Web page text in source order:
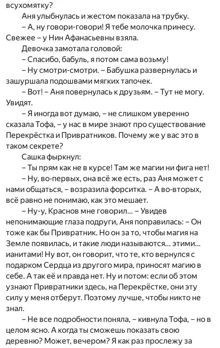
всухомятку?
Аня улыбнулась и жестом показала на трубку.
– А, ну говори-говори! Я тебе молочка принесу.
Свежее – у Нин Афанасьевны взяла.
Девочка замотала головой:
– Спасибо, бабуль, я потом сама возьму!
– Ну смотри-смотри. – Бабушка развернулась и
зашуршала подошвами мягких тапочек.
– Вот! – Аня повернулась к друзьям. – Тут не могу.
Увидят.
– Я иногда вот думаю, – не слишком уверенно
сказала Тофа, – у нас в мире знают про существование
Перекрёстка и Привратников. Почему же у вас это в
таком секрете?
Сашка фыркнул:
– Ты прям как не в курсе! Там же магии ни фига нет!
– Ну, во‐первых, она всё же есть, раз Аня может с
нами общаться, – возразила форситка. – А во‐вторых,
всё равно не понимаю, как это мешает.
– Ну-у, Краснов мне говорил… – Увидев
непонимающие глаза подруги, Аня поправилась: – Он
тоже как бы Привратник. Но он за то, чтобы магия на
Земле появилась, и такие люди называются… этими…
ианитами! Ну вот, он говорит, что те, кто вернулся с
подарком Сердца из другого мира, приносят магию в
себе. А так её и правда нет. Ну и потом: если об этом
узнают Привратники здесь, на Перекрёстке, они эту
силу у меня отберут. Поэтому лучше, чтобы никто не
знал.
– Не все подробности поняла, – кивнула Тофа, – но в
целом ясно. А когда ты сможешь показать свою
деревню? Может, вечером? Я как раз прослежу за